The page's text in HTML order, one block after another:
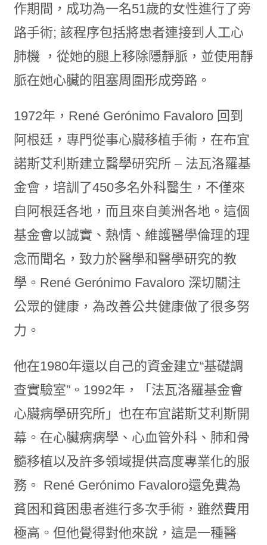
作期間，成功為一名51歲的女性進行了旁
路手術; 該程序包括將患者連接到人工心
肺機 ，從她的腿上移除隱靜脈，並使用靜
脈在她心臟的阻塞周圍形成旁路。
1972年，René Gerónimo Favaloro 回到
阿根廷，專門從事心臟移植手術，在布宜
諾斯艾利斯建立醫學研究所 – 法瓦洛羅基
金會，培訓了450多名外科醫生，不僅來
自阿根廷各地，而且來自美洲各地。這個
基金會以誠實、熱情、維護醫學倫理的理
念而聞名，致力於醫學和醫學研究的教
學。René Gerónimo Favaloro 深切關注
公眾的健康，為改善公共健康做了很多努
力。
他在1980年還以自己的資金建立“基礎調
查實驗室”。1992年，「法瓦洛羅基金會
心臟病學研究所」也在布宜諾斯艾利斯開
幕。在心臟病病學、心血管外科、肺和骨
髓移植以及許多領域提供高度專業化的服
務。 René Gerónimo Favaloro還免費為
貧困和貧困患者進行多次手術，雖然費用
極高。但他覺得對他來說，這是一種醫